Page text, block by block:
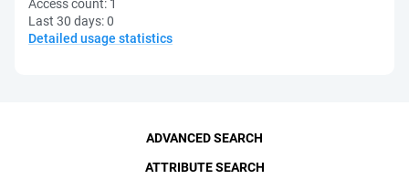
Access count: 1
Last 30 days:0
Detailed usage statistics
ADVANCED SEARCH
ATTRIBUTE SEARCH